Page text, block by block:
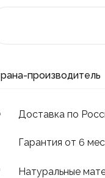
производитель
Доставка по
Гарантия от 6 мес
Натуральные